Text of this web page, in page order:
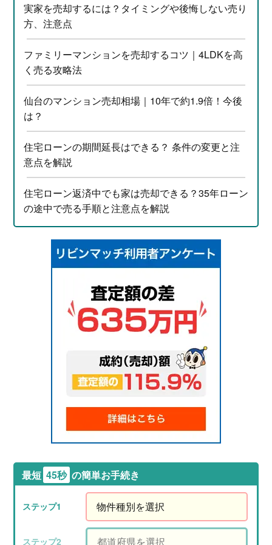
実家を売却するには？タイミングや後悔しない売り
方、注意点
ファミリーマンションを売却するコツ｜4LDKを高
く売る攻略法
仙台のマンション売却相場｜10年で約1.9倍！今後
は？
住宅ローンの期間延長はできる？ 条件の変更と注
意点を解説
住宅ローン返済中でも家は売却できる？35年ローン
の途中で売る手順と注意点を解説
最短 45秒 の簡単お手続き